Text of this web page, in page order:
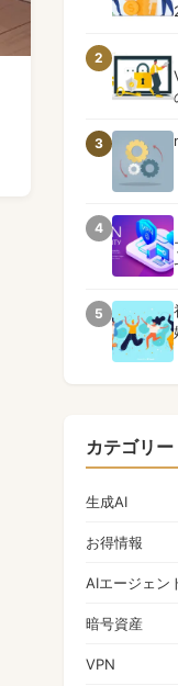
2
3
4
5
カテゴリー
生成AI
お得情報
AIエージェン
暗号資産
VPN